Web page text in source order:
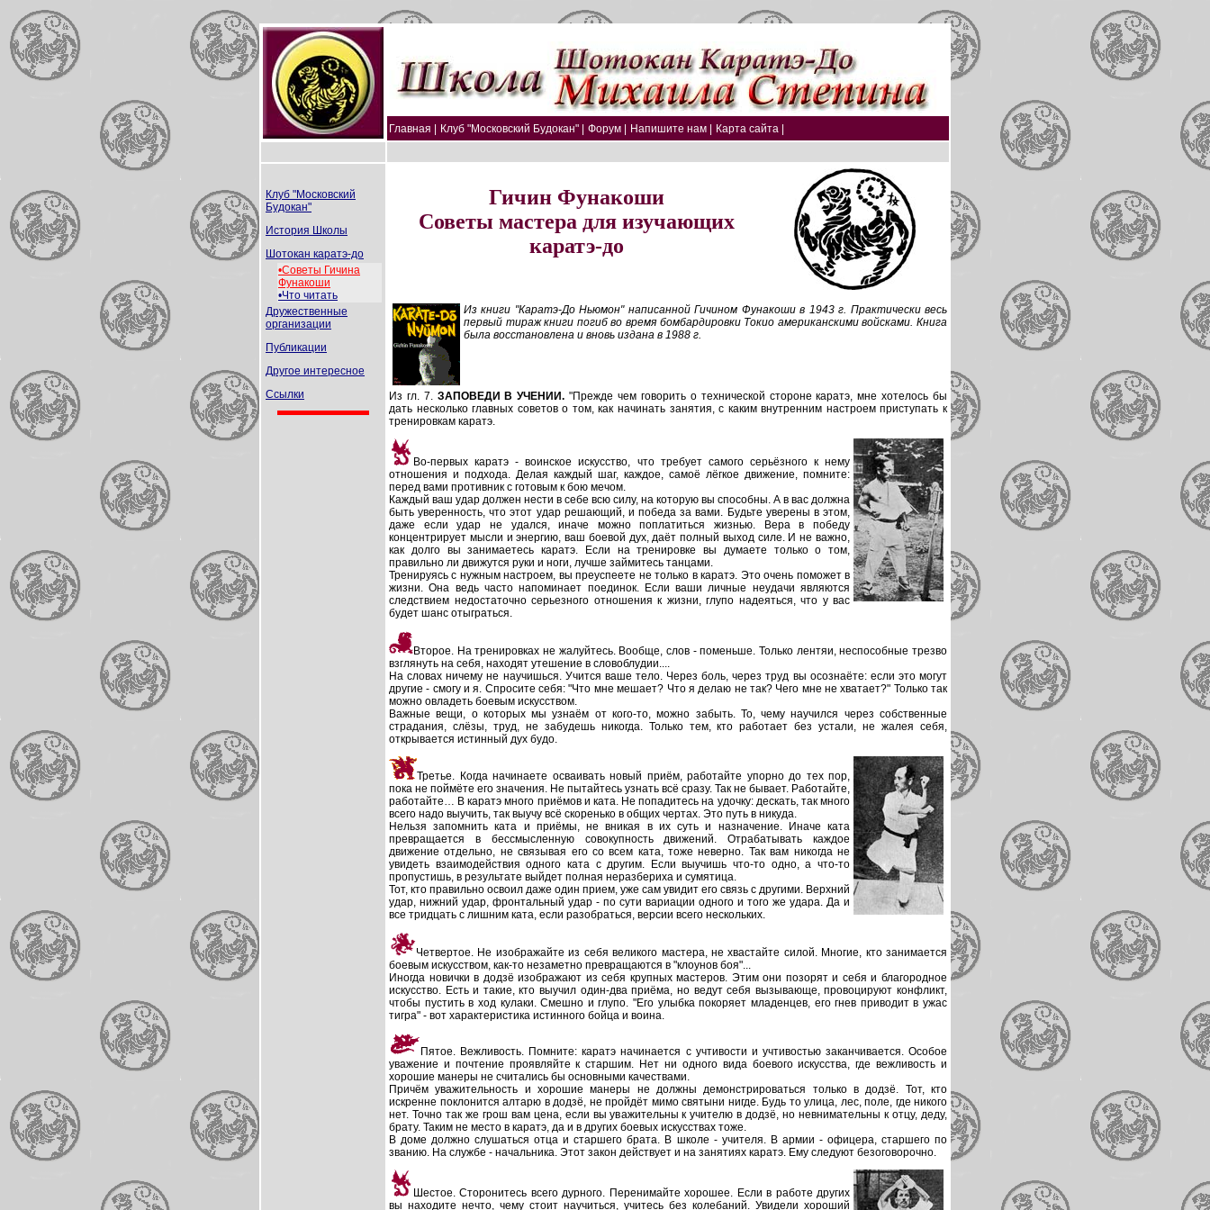
Главная | Клуб "Московский Будокан" | Форум | Напишите нам | Карта сайта |
Клуб "Московский
Будокан"
История Школы
Шотокан каратэ-до
•Советы Гичина
Фунакоши
•Что читать
Дружественные
организации
Публикации
Другое интересное
Ссылки
Гичин Фунакоши
Советы мастера для изучающих
каратэ-до
Из книги "Каратэ-До Ньюмон" написанной Гичином Фунакоши в 1943 г. Практически весь
первый тираж книги погиб во время бомбардировки Токио американскими войсками. Книга
была восстановлена и вновь издана в 1988 г.
Из гл. 7. ЗАПОВЕДИ В УЧЕНИИ. "Прежде чем говорить о технической стороне каратэ, мне хотелось бы
дать несколько главных советов о том, как начинать занятия, с каким внутренним настроем приступать к
тренировкам каратэ.
Во-первых каратэ - воинское искусство, что требует самого серьёзного к нему
отношения и подхода. Делая каждый шаг, каждое, самоё лёгкое движение, помните:
перед вами противник с готовым к бою мечом.
Каждый ваш удар должен нести в себе всю силу, на которую вы способны. А в вас должна
быть уверенность, что этот удар решающий, и победа за вами. Будьте уверены в этом,
даже если удар не удался, иначе можно поплатиться жизнью. Вера в победу
концентрирует мысли и энергию, ваш боевой дух, даёт полный выход силе. И не важно,
как долго вы занимаетесь каратэ. Если на тренировке вы думаете только о том,
правильно ли движутся руки и ноги, лучше займитесь танцами.
Тренируясь с нужным настроем, вы преуспеете не только в каратэ. Это очень поможет в
жизни. Она ведь часто напоминает поединок. Если ваши личные неудачи являются
следствием недостаточно серьезного отношения к жизни, глупо надеяться, что у вас
будет шанс отыграться.
Второе. На тренировках не жалуйтесь. Вообще, слов - поменьше. Только лентяи, неспособные трезво
взглянуть на себя, находят утешение в словоблудии....
На словах ничему не научишься. Учится ваше тело. Через боль, через труд вы осознаёте: если это могут
другие - смогу и я. Спросите себя: "Что мне мешает? Что я делаю не так? Чего мне не хватает?" Только так
можно овладеть боевым искусством.
Важные вещи, о которых мы узнаём от кого-то, можно забыть. То, чему научился через собственные
страдания, слёзы, труд, не забудешь никогда. Только тем, кто работает без устали, не жалея себя,
открывается истинный дух будо.
Третье. Когда начинаете осваивать новый приём, работайте упорно до тех пор,
пока не поймёте его значения. Не пытайтесь узнать всё сразу. Так не бывает. Работайте,
работайте… В каратэ много приёмов и ката. Не попадитесь на удочку: дескать, так много
всего надо выучить, так выучу всё скоренько в общих чертах. Это путь в никуда.
Нельзя запомнить ката и приёмы, не вникая в их суть и назначение. Иначе ката
превращается в бессмысленную совокупность движений. Отрабатывать каждое
движение отдельно, не связывая его со всем ката, тоже неверно. Так вам никогда не
увидеть взаимодействия одного ката с другим. Если выучишь что-то одно, а что-то
пропустишь, в результате выйдет полная неразбериха и сумятица.
Тот, кто правильно освоил даже один прием, уже сам увидит его связь с другими. Верхний
удар, нижний удар, фронтальный удар - по сути вариации одного и того же удара. Да и
все тридцать с лишним ката, если разобраться, версии всего нескольких.
Четвертое. Не изображайте из себя великого мастера, не хвастайте силой. Многие, кто занимается
боевым искусством, как-то незаметно превращаются в "клоунов боя"...
Иногда новички в додзё изображают из себя крупных мастеров. Этим они позорят и себя и благородное
искусство. Есть и такие, кто выучил один-два приёма, но ведут себя вызывающе, провоцируют конфликт,
чтобы пустить в ход кулаки. Смешно и глупо. "Его улыбка покоряет младенцев, его гнев приводит в ужас
тигра" - вот характеристика истинного бойца и воина.
Пятое. Вежливость. Помните: каратэ начинается с учтивости и учтивостью заканчивается. Особое
уважение и почтение проявляйте к старшим. Нет ни одного вида боевого искусства, где вежливость и
хорошие манеры не считались бы основными качествами.
Причём уважительность и хорошие манеры не должны демонстрироваться только в додзё. Тот, кто
искренне поклонится алтарю в додзё, не пройдёт мимо святыни нигде. Будь то улица, лес, поле, где никого
нет. Точно так же грош вам цена, если вы уважительны к учителю в додзё, но невнимательны к отцу, деду,
брату. Таким не место в каратэ, да и в других боевых искусствах тоже.
В доме должно слушаться отца и старшего брата. В школе - учителя. В армии - офицера, старшего по
званию. На службе - начальника. Этот закон действует и на занятиях каратэ. Ему следуют безоговорочно.
Шестое. Сторонитесь всего дурного. Перенимайте хорошее. Если в работе других
вы находите нечто, чему стоит научиться, учитесь без колебаний. Увидели хороший